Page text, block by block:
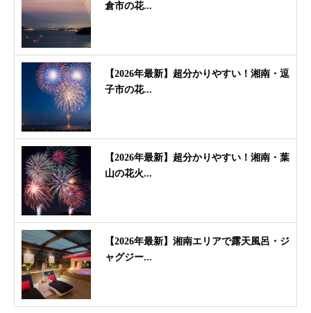
倉市の花...
【2026年最新】超分かりやすい！湘南・逗
子市の花...
【2026年最新】超分かりやすい！湘南・葉
山の花火...
【2026年最新】湘南エリアで露天風呂・ジ
ャグジー...